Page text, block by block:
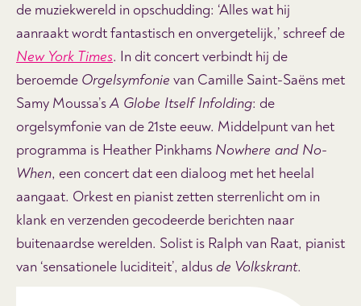
de muziekwereld in opschudding: ‘Alles wat hij
aanraakt wordt fantastisch en onvergetelijk,’ schreef de
New York Times. In dit concert verbindt hij de
beroemde Orgelsymfonie van Camille Saint-Saëns met
Samy Moussa’sA Globe Itself Infolding: de
orgelsymfonie van de 21ste eeuw. Middelpunt van het
programma is Heather Pinkhams Nowhere and No-
When, een concert dat een dialoog met het heelal
aangaat. Orkest en pianist zetten sterrenlicht om in
klank en verzenden gecodeerde berichten naar
buitenaardse werelden. Solist is Ralph van Raat, pianist
van ‘sensationele luciditeit’, aldusde Volkskrant.